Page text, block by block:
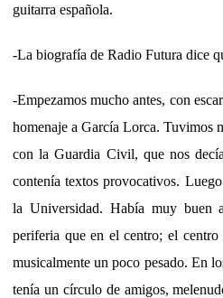
guitarra española.
-La biografía de Radio Futura dice
-Empezamos mucho antes, con
homenaje a García Lorca. Tuvimos
con la Guardia Civil, que nos
contenía textos provocativos.
la Universidad. Había muy buen
periferia que en el centro; el centro
musicalmente un poco pesado. En
tenía un círculo de amigos,